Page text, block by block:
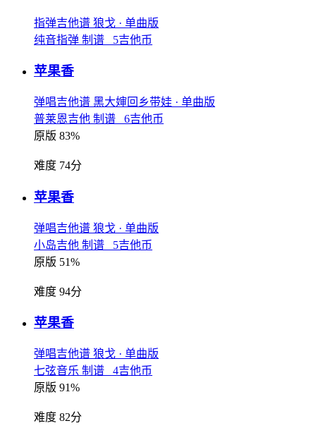
指弹吉他谱 狼戈 · 单曲版
纯音指弹 制谱 5吉他币
苹果香
弹唱吉他谱 黑大婶回乡带娃 · 单曲版
普莱恩吉他 制谱 6吉他币
原版 83%
难度 74分
苹果香
弹唱吉他谱 狼戈 · 单曲版
小岛吉他 制谱 5吉他币
原版 51%
难度 94分
苹果香
弹唱吉他谱 狼戈 · 单曲版
七弦音乐 制谱 4吉他币
原版 91%
难度 82分